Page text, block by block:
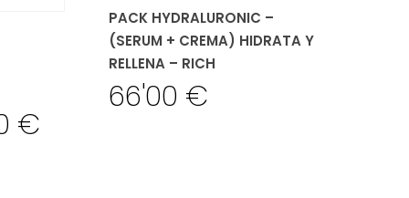
€
PACK HYDRALURONIC –
(SERUM + CREMA) HIDRATA Y
RELLENA – RICH
66'00 €